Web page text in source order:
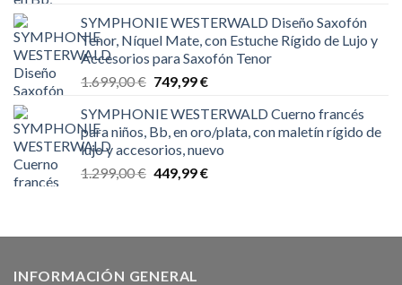
original
era:
599,00 €.
actual
es:
289,99 €.
SYMPHONIE WESTERWALD Diseño Saxofón
Tenor, Níquel Mate, con Estuche Rígido de Lujo y
Accesorios para Saxofón Tenor
1.699,00€ El
original
era:
1.699,00 €.
749,99€El
actual
es:
749,99 €.
SYMPHONIE WESTERWALD Cuerno francés
para niños, Bb, en oro/plata, con maletín rígido de
lujo y accesorios, nuevo
1.299,00€ El
449,99€El
INFORMACIÓN GENERAL